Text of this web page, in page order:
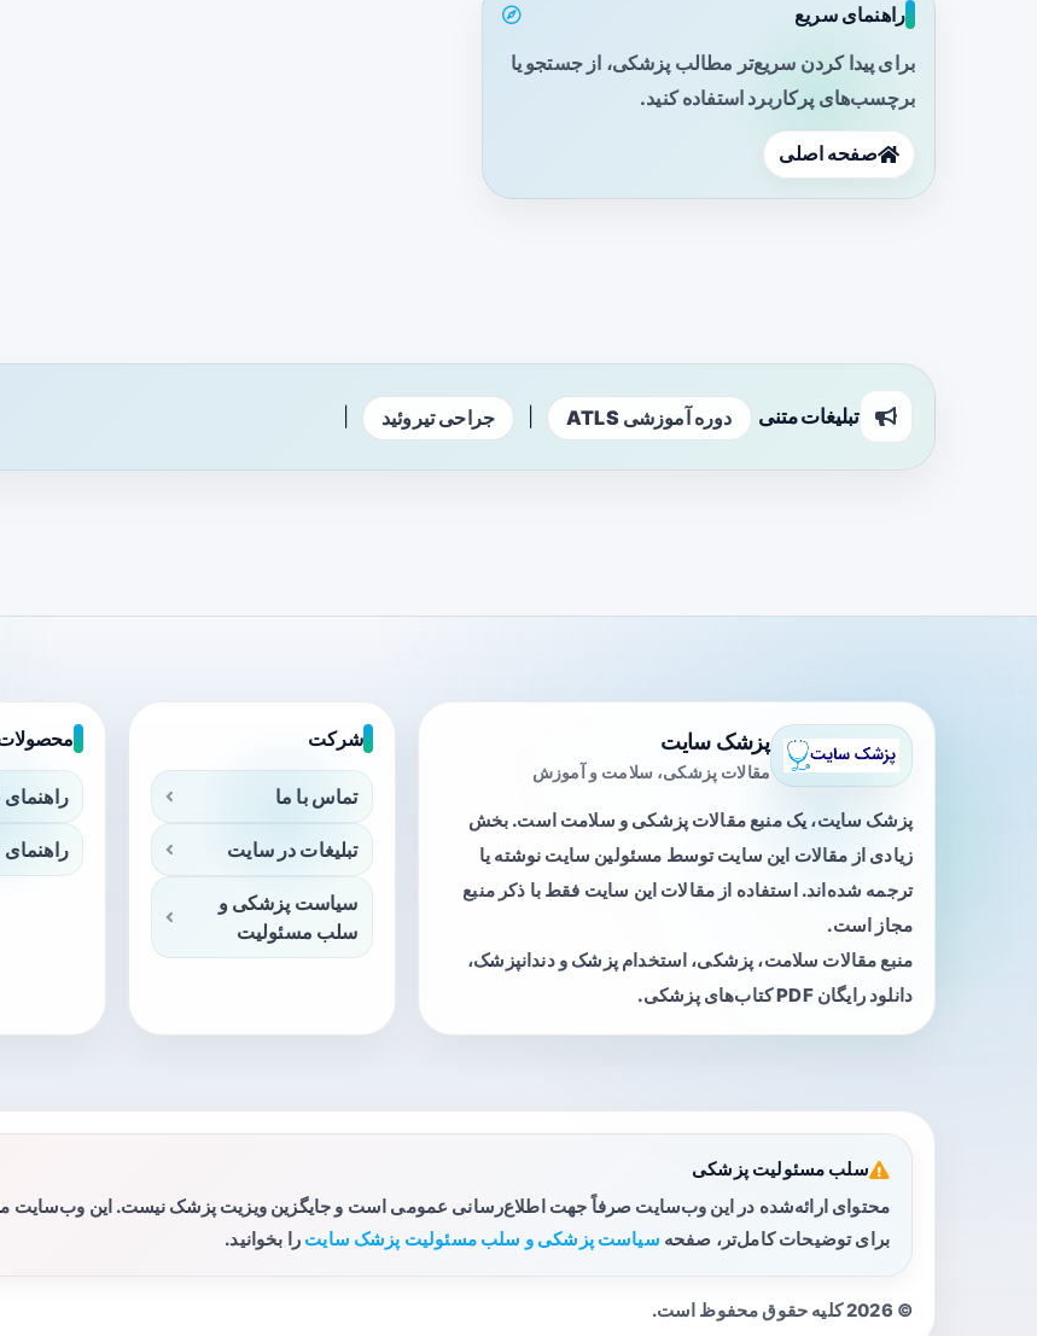
راهنمای سریع
برای پیدا کردن سریع‌تر مطالب پزشکی، از جستجو یا
برچسب‌های پرکاربرد استفاده کنید.
صفحه اصلی
تبلیغات متنی دوره آموزشی ATLS جراحی تیروئید
پزشک سایت
مقالات پزشکی، سلامت و آموزش
پزشک سایت، یک منبع مقالات پزشکی و سلامت است. بخش
زیادی از مقالات این سایت توسط مسئولین سایت نوشته یا
ترجمه شده‌اند. استفاده از مقالات این سایت فقط با ذکر منبع
مجاز است.
منبع مقالات سلامت، پزشکی، استخدام پزشک و دندانپزشک،
دانلود رایگان PDF کتاب‌های پزشکی.
شرکت
تماس با ما
تبلیغات در سایت
سیاست پزشکی و
سلب مسئولیت
سلب مسئولیت پزشکی
محتوای ارائه‌شده در این وب‌سایت صرفاً جهت اطلاع‌رسانی عمومی است و جایگزین ویزیت پزشک نیست. این وب‌سایت
برای توضیحات کامل‌تر، صفحه سیاست پزشکی و سلب مسئولیت پزشک سایت را بخوانید.
© 2026 کلیه حقوق محفوظ است.